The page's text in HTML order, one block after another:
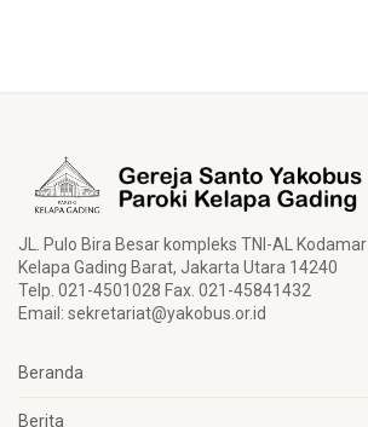
JL. Pulo Bira Besar kompleks TNI-AL Kodamar
Kelapa Gading Barat, Jakarta Utara 14240
Telp. 021-4501028 Fax. 021-45841432
Email: sekretariat@yakobus.or.id
Beranda
Berita